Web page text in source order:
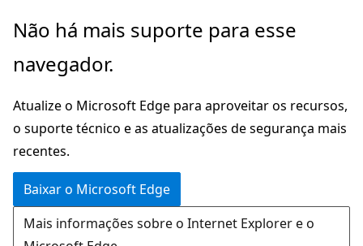
Pular
o
principal
Não há mais suporte para esse
navegador.
Atualize o Microsoft Edge para aproveitar os recursos,
o suporte técnico e as atualizações de segurança mais
recentes.
Baixar o Microsoft Edge
Mais informações sobre o Internet Explorer e o